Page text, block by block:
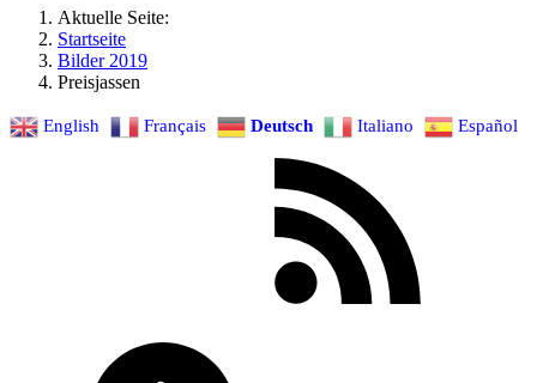
Aktuelle Seite:
Startseite
Bilder 2019
Preisjassen
English Français Deutsch Italiano Español